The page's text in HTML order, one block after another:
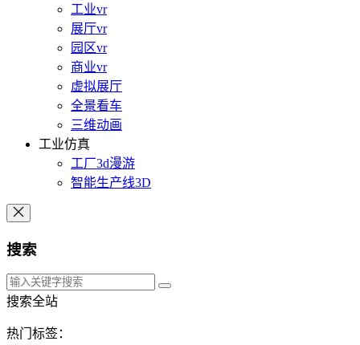
工业vr
展厅vr
园区vr
商业vr
虚拟展厅
全景看车
三维动画
工业仿真
工厂3d漫游
智能生产线3D
搜索
搜索全站
热门标签：